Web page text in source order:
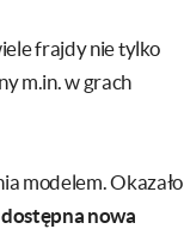
frajdy nie tylko
m.in. w grach
modelem. Okazało
nowa